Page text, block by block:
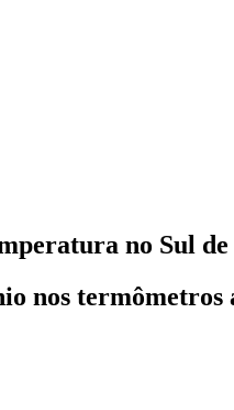
no Sul
nos